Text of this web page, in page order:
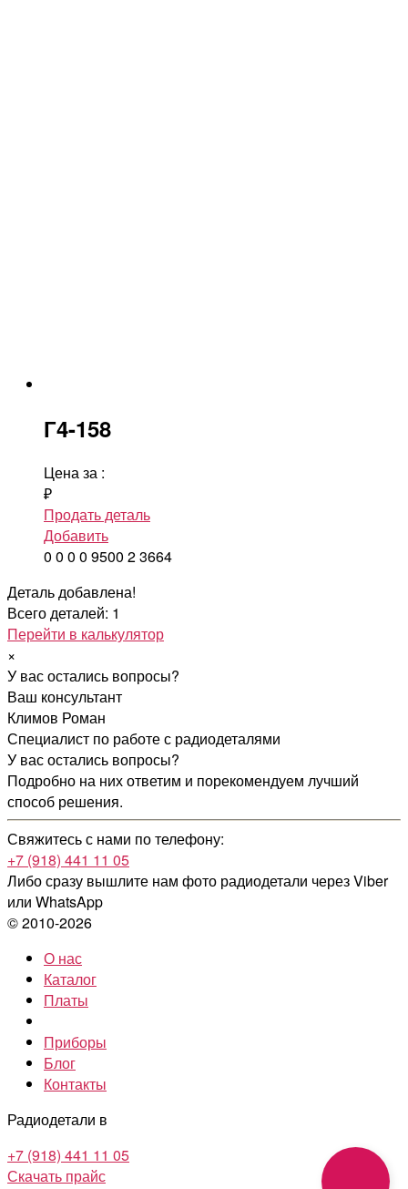
Г4-158
Цена за :
₽
Продать деталь
Добавить
0 0 0 0 9500 23664
Деталь добавлена!
Всего деталей: 1
Перейти в калькулятор
×
У вас остались вопросы?
Ваш консультант
Климов Роман
Специалист по работе с радиодеталями
У вас остались вопросы?
Подробно на них ответим и порекомендуем лучший
способ решения.
Свяжитесь с нами по телефону:
+7 (918) 441 11 05
Либо сразу вышлите нам фото радиодетали через Viber
или WhatsApp
© 2010-2026
О нас
Каталог
Платы
Приборы
Блог
Контакты
Радиодетали в
+7 (918) 441 11 05
Скачать прайс